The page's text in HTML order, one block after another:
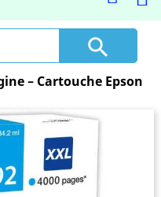

– Cartouche Epson